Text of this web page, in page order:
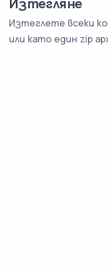
Изтегляне
Изтеглете всеки
или като един zip